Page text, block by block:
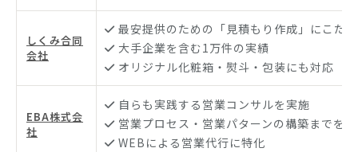
しくみ合同
会社
最安提供のための「見積もり作成」にこだ
大手企業を含む1万件の実績
オリジナル化粧箱・熨斗・包装にも対応
EBA株式会
社
自らも実践する営業コンサルを実施
営業プロセス・営業パターンの構築までを
WEBによる営業代行に特化